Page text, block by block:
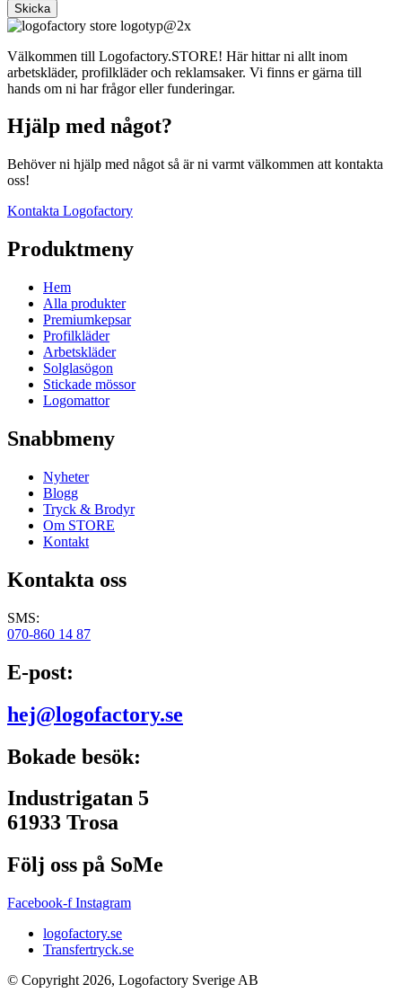
Skicka
Välkommen till Logofactory.STORE! Här hittar ni allt inom
arbetskläder, profilkläder och reklamsaker. Vi finns er gärna till
hands om ni har frågor eller funderingar.
Hjälp med något?
Behöver ni hjälp med något så är ni varmt välkommen att kontakta
oss!
Kontakta Logofactory
Produktmeny
Hem
Alla produkter
Premiumkepsar
Profilkläder
Arbetskläder
Solglasögon
Stickade mössor
Logomattor
Snabbmeny
Nyheter
Blogg
Tryck & Brodyr
Om STORE
Kontakt
Kontakta oss
SMS:
070-860 14 87
E-post:
hej@logofactory.se
Bokade besök:
Industrigatan 5
61933 Trosa
Följ oss på SoMe
Facebook-f Instagram
logofactory.se
Transfertryck.se
© Copyright 2026, Logofactory Sverige AB